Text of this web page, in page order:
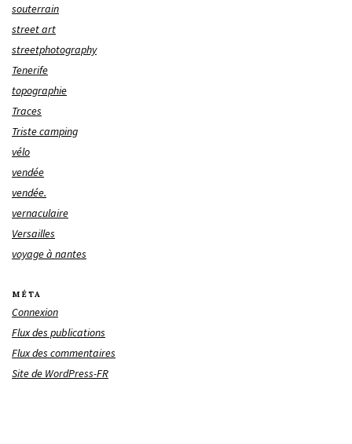
souterrain
street art
streetphotography
Tenerife
topographie
Traces
Triste camping
vélo
vendée
vendée.
vernaculaire
Versailles
voyage à nantes
MÉTA
Connexion
Flux des publications
Flux des commentaires
Site de WordPress-FR